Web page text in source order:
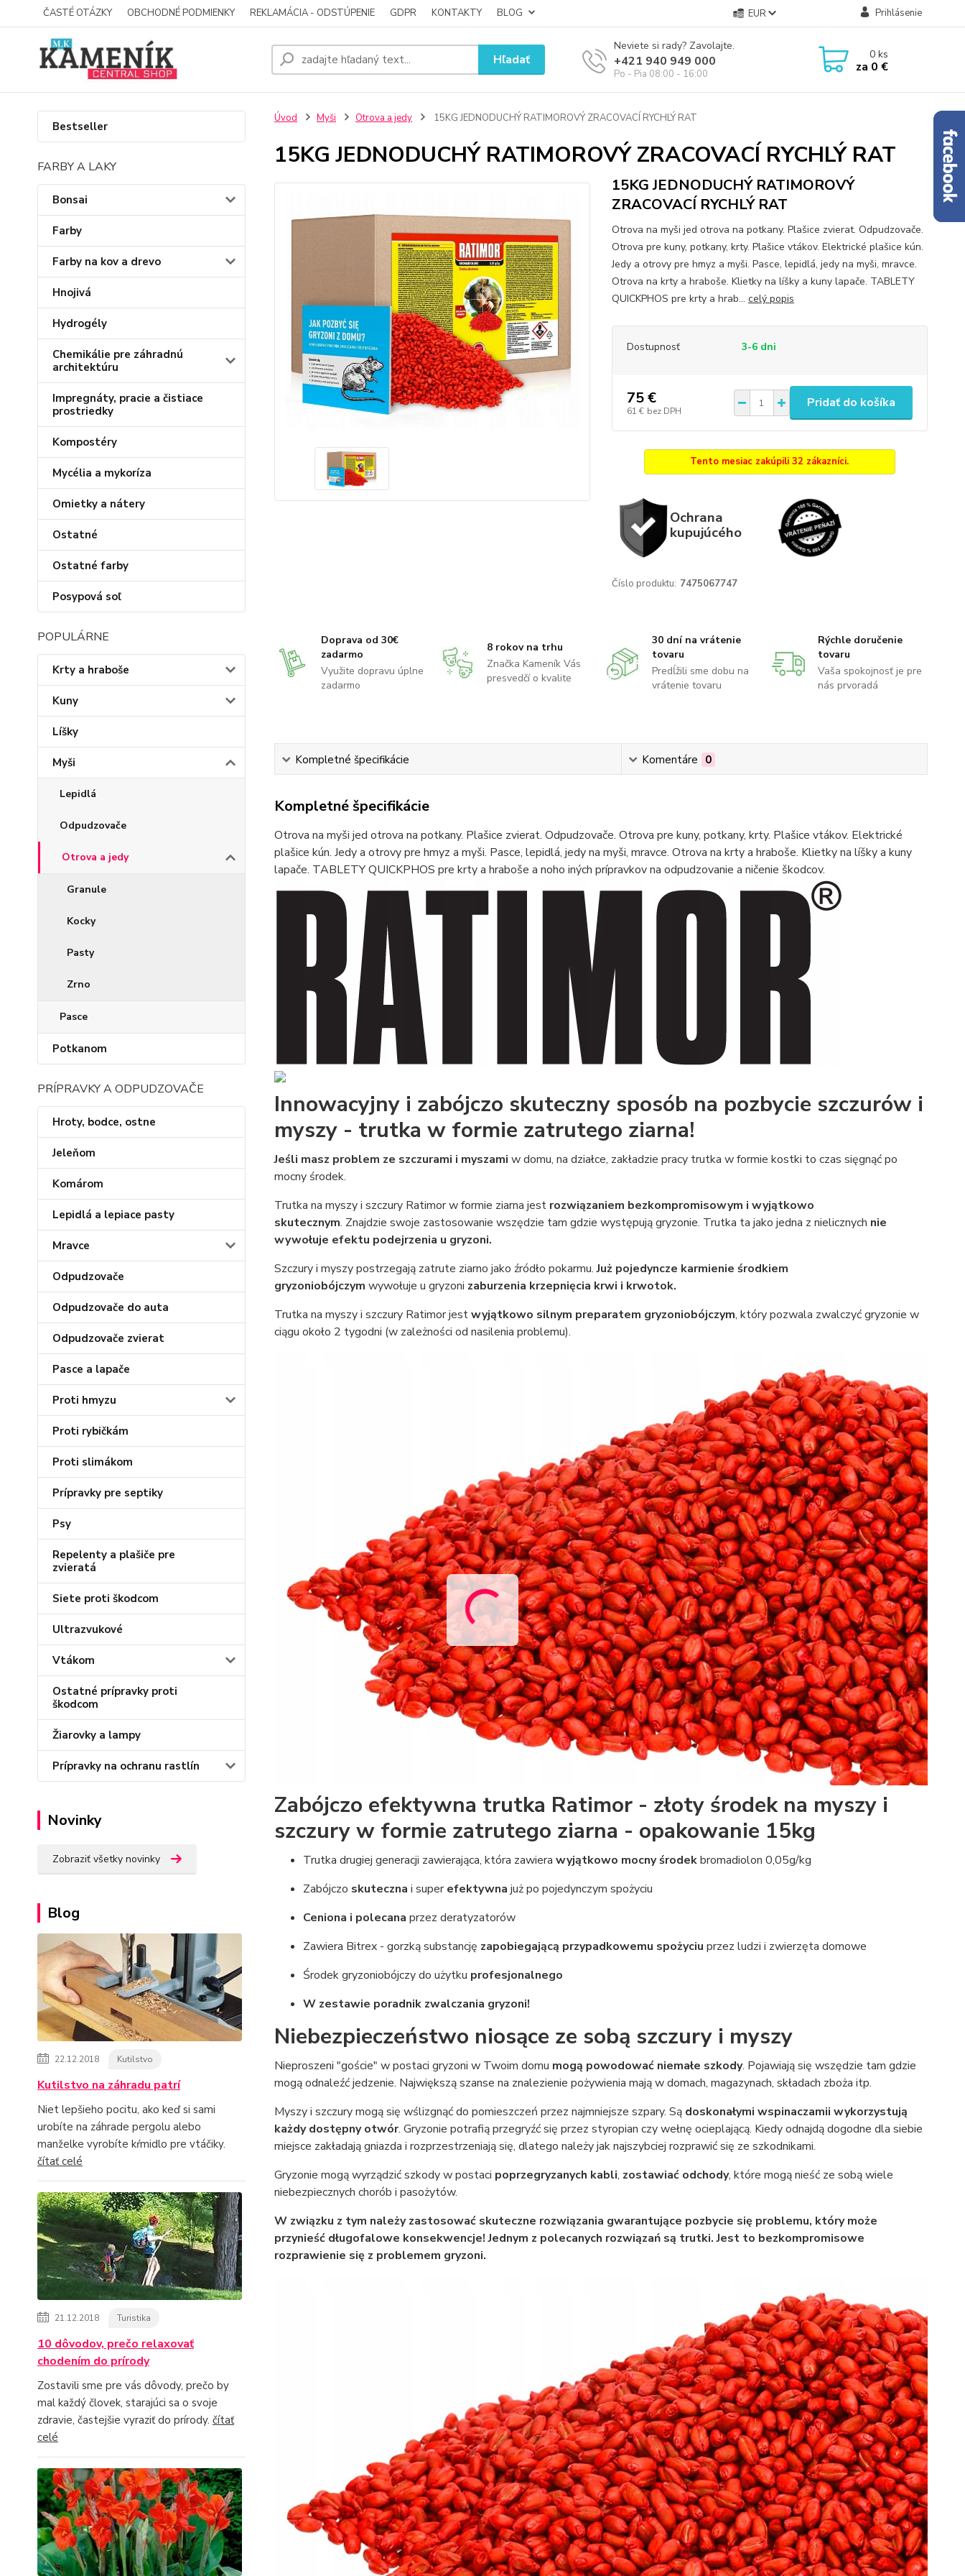
ČASTÉ OTÁZKY OBCHODNÉ PODMIENKY REKLAMÁCIA - ODSTÚPENIE GDPR KONTAKTY BLOG EUR Prihlásenie
Hľadať
Neviete si rady? Zavolajte.
+421 940 949 000
Po - Pia 08:00 - 16:00
0ks
za 0 €
Bestseller
FARBY A LAKY
Bonsai
Farby
Farby na kov a drevo
Hnojivá
Hydrogély
Chemikálie pre záhradnú
architektúru
Impregnáty, pracie a čistiace
prostriedky
Kompostéry
Mycélia a mykoríza
Omietky a nátery
Ostatné
Ostatné farby
Posypová soľ
POPULÁRNE
Krty a hraboše
Kuny
Líšky
Myši
Lepidlá
Odpudzovače
Otrova a jedy
Granule
Kocky
Pasty
Zrno
Pasce
Potkanom
PRÍPRAVKY A ODPUDZOVAČE
Hroty, bodce, ostne
Jeleňom
Komárom
Lepidlá a lepiace pasty
Mravce
Odpudzovače
Odpudzovače do auta
Odpudzovače zvierat
Pasce a lapače
Proti hmyzu
Proti rybičkám
Proti slimákom
Prípravky pre septiky
Psy
Repelenty a plašiče pre
zvieratá
Siete proti škodcom
Ultrazvukové
Vtákom
Ostatné prípravky proti
škodcom
Žiarovky a lampy
Prípravky na ochranu rastlín
Novinky
Zobraziť všetky novinky
Blog
22.12.2018 Kutilstvo
Kutilstvo na záhradu patrí
Niet lepšieho pocitu, ako keď si sami
urobíte na záhrade pergolu alebo
manželke vyrobíte kŕmidlo pre vtáčiky.
čítať celé
21.12.2018 Turistika
10 dôvodov, prečo relaxovať
chodením do prírody
Zostavili sme pre vás dôvody, prečo by
mal každý človek, starajúci sa o svoje
zdravie, častejšie vyraziť do prírody. čítať
celé
Úvod Myši Otrova a jedy 15KG JEDNODUCHÝ RATIMOROVÝ ZRACOVACÍ RYCHLÝ RAT
15KG JEDNODUCHÝ RATIMOROVÝ ZRACOVACÍ RYCHLÝ RAT
15KG JEDNODUCHÝ RATIMOROVÝ
ZRACOVACÍ RYCHLÝ RAT
Otrova na myši jed otrova na potkany. Plašice zvierat. Odpudzovače.
Otrova pre kuny, potkany, krty. Plašice vtákov. Elektrické plašice kún.
Jedy a otrovy pre hmyz a myši. Pasce, lepidlá, jedy na myši, mravce.
Otrova na krty a hraboše. Klietky na líšky a kuny lapače. TABLETY
QUICKPHOS pre krty a hrab... celý popis
Dostupnosť 3-6 dni
75 €
61 € bez DPH
Pridať do košíka
Tento mesiac zakúpili 32 zákazníci.
Ochrana
kupujúcého
Číslo produktu: 7475067747
Doprava od 30€
zadarmo
Využite dopravu úplne
zadarmo
8 rokov na trhu
Značka Kameník Vás
presvedčí o kvalite
30 dní na vrátenie
tovaru
Predĺžili sme dobu na
vrátenie tovaru
Rýchle doručenie
tovaru
Vaša spokojnosť je pre
nás prvoradá
Kompletné špecifikácie Komentáre 0
Kompletné špecifikácie
Otrova na myši jed otrova na potkany. Plašice zvierat. Odpudzovače. Otrova pre kuny, potkany, krty. Plašice vtákov. Elektrické
plašice kún. Jedy a otrovy pre hmyz a myši. Pasce, lepidlá, jedy na myši, mravce. Otrova na krty a hraboše. Klietky na líšky a kuny
lapače. TABLETY QUICKPHOS pre krty a hraboše a noho iných prípravkov na odpudzovanie a ničenie škodcov.
Innowacyjny i zabójczo skuteczny sposób na pozbycie szczurów i
myszy - trutka w formie zatrutego ziarna!
Jeśli masz problem ze szczurami i myszami w domu, na działce, zakładzie pracy trutka w formie kostki to czas sięgnąć po
mocny środek.
Trutka na myszy i szczury Ratimor w formie ziarna jest rozwiązaniem bezkompromisowym i wyjątkowo
skutecznym. Znajdzie swoje zastosowanie wszędzie tam gdzie występują gryzonie. Trutka ta jako jedna z nielicznych nie
wywołuje efektu podejrzenia u gryzoni.
Szczury i myszy postrzegają zatrute ziarno jako źródło pokarmu.Już pojedyncze karmienie środkiem
gryzoniobójczym wywołuje u gryzoni zaburzenia krzepnięcia krwi i krwotok.
Trutka na myszy i szczury Ratimor jestwyjątkowo silnym preparatem gryzoniobójczym, który pozwala zwalczyć gryzonie w
ciągu około 2 tygodni (w zależności od nasilenia problemu).
Zabójczo efektywna trutka Ratimor - złoty środek na myszy i
szczury w formie zatrutego ziarna - opakowanie 15kg
Trutka drugiej generacji zawierająca, która zawiera wyjątkowo mocny środekbromadiolon 0,05g/kg
Zabójczo skuteczna i superefektywna już po pojedynczym spożyciu
Ceniona i polecana przez deratyzatorów
Zawiera Bitrex - gorzką substancję zapobiegającą przypadkowemu spożyciu przez ludzi i zwierzęta domowe
Środek gryzoniobójczy do użytku profesjonalnego
W zestawie poradnik zwalczania gryzoni!
Niebezpieczeństwo niosące ze sobą szczury i myszy
Nieproszeni "goście" w postaci gryzoni w Twoim domu mogą powodować niemałe szkody. Pojawiają się wszędzie tam gdzie
mogą odnaleźć jedzenie. Największą szanse na znalezienie pożywienia mają w domach, magazynach, składach zboża itp.
Myszy i szczury mogą się wślizgnąć do pomieszczeń przez najmniejsze szpary. Są doskonałymi wspinaczamii wykorzystują
każdy dostępny otwór. Gryzonie potrafią przegryźć się przez styropian czy wełnę ocieplającą. Kiedy odnajdą dogodne dla siebie
miejsce zakładają gniazda i rozprzestrzeniają się, dlatego należy jak najszybciej rozprawić się ze szkodnikami.
Gryzonie mogą wyrządzić szkody w postaci poprzegryzanych kabli, zostawiać odchody, które mogą nieść ze sobą wiele
niebezpiecznych chorób i pasożytów.
W związku z tym należy zastosować skuteczne rozwiązania gwarantujące pozbycie się problemu, który może
przynieść długofalowe konsekwencje! Jednym z polecanych rozwiązań są trutki. Jest to bezkompromisowe
rozprawienie się z problemem gryzoni.